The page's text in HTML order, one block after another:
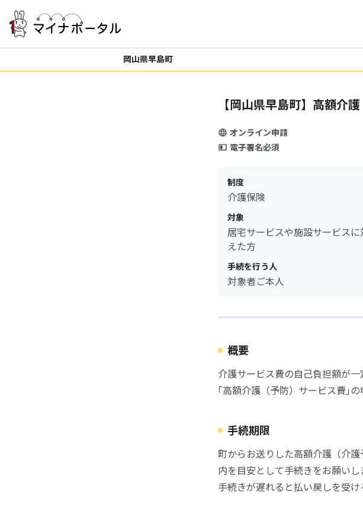
岡山県早島町
【岡山県早島町】高額介
オンライン申請
電子署名必須
制度
介護保険
対象
居宅サービスや施設サービス
えた方
手続を行う人
対象者ご本人
概要
介護サービス費の自己負担額が
｢高額介護（予防）サービス費｣の
手続期限
町からお送りした高額介護（介
内を目安として手続きをお願いし
手続きが遅れると払い戻しを受け